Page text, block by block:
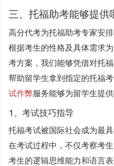
三、托福助考能够提供
高分代考为托福助考专家安
根据考生的性格及具体需求
考方案，我们能够凭借对托
帮助留学生拿到指定的托福考
试作弊服务能够为留学生提
1、考试技巧指导
托福考试被国际社会成为最
在考试过程中，不仅考察考
考生的逻辑思维能力和语言